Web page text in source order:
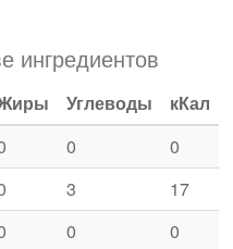
ингредиентов
Углеводы
кКал
0
0
3
17
0
0